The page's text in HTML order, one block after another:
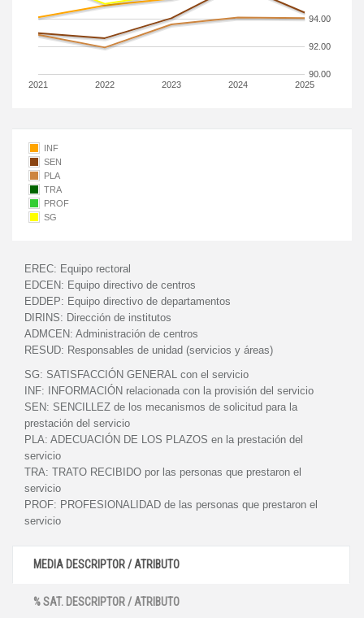
2021 2022 2023 2024 2025
90.00
92.00
94.00
INF
SEN
PLA
TRA
PROF
SG
EREC: Equipo rectoral
EDCEN: Equipo directivo de centros
EDDEP: Equipo directivo de departamentos
DIRINS: Dirección de institutos
ADMCEN: Administración de centros
RESUD: Responsables de unidad (servicios y áreas)
SG: SATISFACCIÓN GENERAL con el servicio
INF:
INFORMACIÓN relacionada con la provisión del servicio
SEN: SENCILLEZ de los mecanismos de solicitud para la
prestación del servicio
PLA: ADECUACIÓN DE LOS PLAZOS en la prestación del
servicio
TRA: TRATO RECIBIDO por las personas que prestaron el
servicio
PROF: PROFESIONALIDAD de las personas que prestaron el
servicio
MEDIA DESCRIPTOR / ATRIBUTO
% SAT. DESCRIPTOR / ATRIBUTO